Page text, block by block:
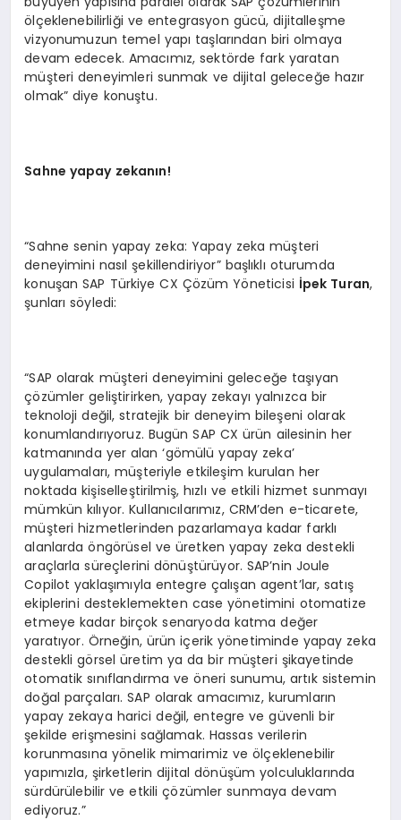
ölçeklenebilirliği ve entegrasyon gücü, dijitalleşme
vizyonumuzun temel yapı taşlarından biri olmaya
devam edecek. Amacımız, sektörde fark yaratan
müşteri deneyimleri sunmak ve dijital geleceğe hazır
olmak” diye konuştu.
Sahne yapay zekanın!
“Sahne senin yapay zeka: Yapay zeka müşteri
deneyimini nasıl şekillendiriyor” başlıklı oturumda
konuşan SAP Türkiye CX Çözüm Yöneticisi İpek Turan,
şunları söyledi:
“SAP olarak müşteri deneyimini geleceğe taşıyan
çözümler geliştirirken, yapay zekayı yalnızca bir
teknoloji değil, stratejik bir deneyim bileşeni olarak
konumlandırıyoruz. Bugün SAP CX ürün ailesinin her
katmanında yer alan ‘gömülü yapay zeka’
uygulamaları, müşteriyle etkileşim kurulan her
noktada kişiselleştirilmiş, hızlı ve etkili hizmet sunmayı
mümkün kılıyor. Kullanıcılarımız, CRM’den e-ticarete,
müşteri hizmetlerinden pazarlamaya kadar farklı
alanlarda öngörüsel ve üretken yapay zeka destekli
araçlarla süreçlerini dönüştürüyor. SAP’nin Joule
Copilot yaklaşımıyla entegre çalışan agent’lar, satış
ekiplerini desteklemekten case yönetimini otomatize
etmeye kadar birçok senaryoda katma değer
yaratıyor. Örneğin, ürün içerik yönetiminde yapay zeka
destekli görsel üretim ya da bir müşteri şikayetinde
otomatik sınıflandırma ve öneri sunumu, artık sistemin
doğal parçaları. SAP olarak amacımız, kurumların
yapay zekaya harici değil, entegre ve güvenli bir
şekilde erişmesini sağlamak. Hassas verilerin
korunmasına yönelik mimarimiz ve ölçeklenebilir
yapımızla, şirketlerin dijital dönüşüm yolculuklarında
sürdürülebilir ve etkili çözümler sunmaya devam
ediyoruz.”